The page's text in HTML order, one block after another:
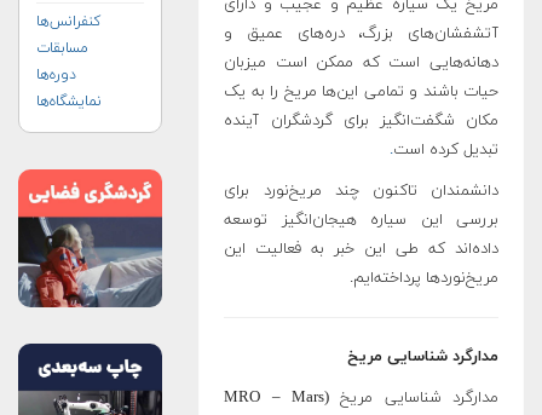
مریخ یک سیاره عظیم و عجیب و دارای
آتشفشان‌های بزرگ، دره‌های عمیق و
دهانه‌هایی است که ممکن است میزبان
حیات باشند و تمامی این‌ها مریخ را به یک
مکان شگفت‌انگیز برای گردشگران آینده
تبدیل کرده است.
دانشمندان تاکنون چند مریخ‌نورد برای
بررسی این سیاره هیجان‌انگیز توسعه
داده‌اند که طی این خبر به فعالیت این
مریخ‌نوردها پرداخته‌ایم.
مدارگرد شناسایی مریخ
مدارگرد شناسایی مریخ (MRO – Mars
کنفرانس‌ها
مسابقات
دوره‌ها
نمایشگاه‌ها